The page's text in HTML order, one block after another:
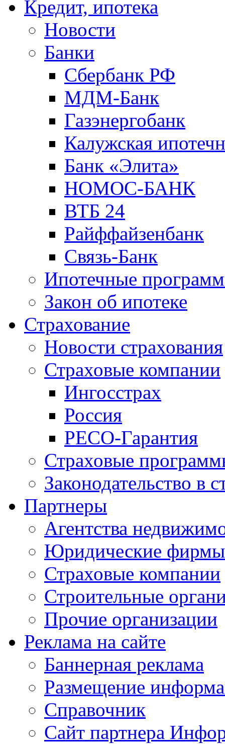
Кредит, ипотека
Новости
Банки
Сбербанк РФ
МДМ-Банк
Газэнергобанк
Калужская
Банк «Элита»
НОМОС-БАНК
ВТБ 24
Райффайзенбанк
Связь-Банк
Ипотечные
Закон об ипотеке
Страхование
Новости страхования
Страховые компании
Ингосстрах
Россия
РЕСО-Гарантия
Страховые
Законодательство в
Партнеры
Агентства
Юридические фирмы
Страховые компании
Строительные
Прочие организации
Реклама на сайте
Баннерная реклама
Размещение
Справочник
Сайт партнера